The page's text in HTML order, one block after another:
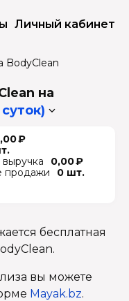
Личный кабинет
BodyClean
на
₽
0,00 ₽
продажи
0 шт.
бесплатная
вы можете
Mayak.bz.